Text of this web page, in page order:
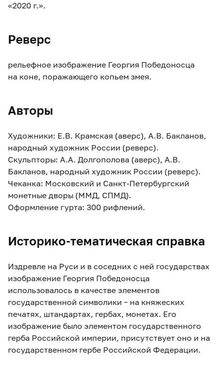
«2020 г.».
Реверс
рельефное изображение Георгия Победоносца
на коне, поражающего копьем змея.
Авторы
Художники: Е.В. Крамская (аверс), А.В. Бакланов,
народный художник России (реверс).
Скульпторы: А.А. Долгополова (аверс), А.В.
Бакланов, народный художник России (реверс).
Чеканка: Московский и Санкт-Петербургский
монетные дворы (ММД, СПМД).
Оформление гурта: 300 рифлений.
Историко-тематическая справка
Издревле на Руси и в соседних с ней государствах
изображение Георгия Победоносца
использовалось в качестве элементов
государственной символики – на княжеских
печатях, штандартах, гербах, монетах. Его
изображение было элементом государственного
герба Российской империи, присутствует оно и на
государственном гербе Российской Федерации.